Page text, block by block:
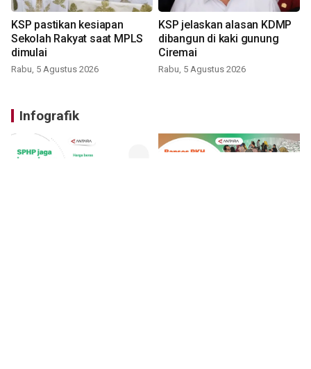
KSP pastikan kesiapan
Sekolah Rakyat saat MPLS
dimulai
Rabu, 5 Agustus 2026
KSP jelaskan alasan KDMP
dibangun di kaki gunung
Ciremai
Rabu, 5 Agustus 2026
Infografik